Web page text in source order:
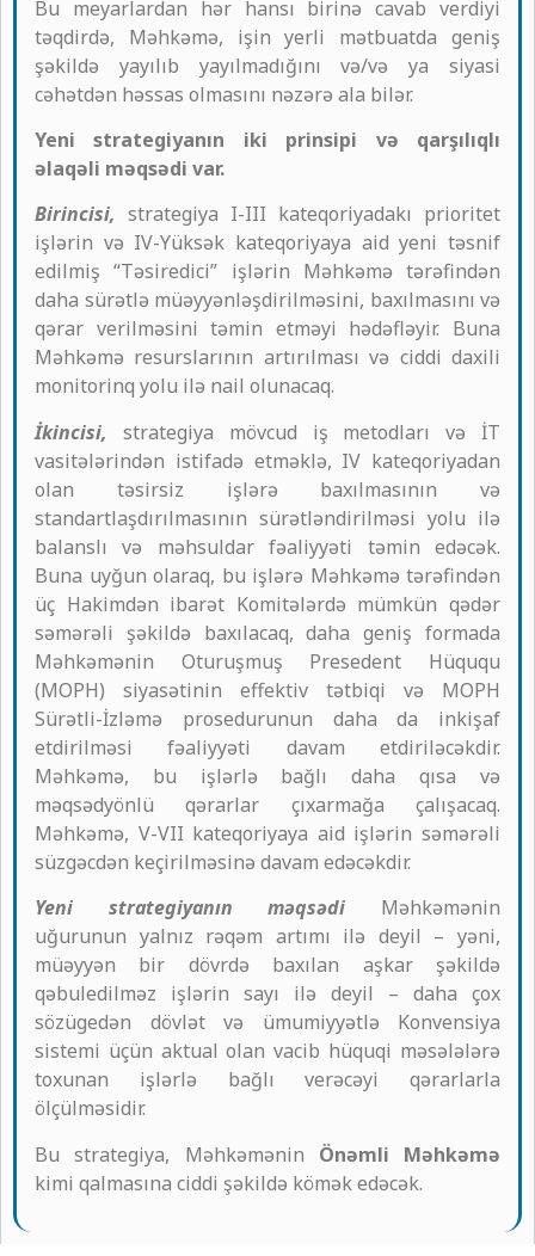
Bu meyarlardan hər hansı birinə cavab verdiyi
təqdirdə, Məhkəmə, işin yerli mətbuatda geniş
şəkildə yayılıb yayılmadığını və/və ya siyasi
cəhətdən həssas olmasını nəzərə ala bilər.
Yeni strategiyanın iki prinsipi və qarşılıqlı
əlaqəli məqsədi var.
Birincisi, strategiya I-III kateqoriyadakı prioritet
işlərin və IV-Yüksək kateqoriyaya aid yeni təsnif
edilmiş “Təsiredici” işlərin Məhkəmə tərəfindən
daha sürətlə müəyyənləşdirilməsini, baxılmasını və
qərar verilməsini təmin etməyi hədəfləyir. Buna
Məhkəmə resurslarının artırılması və ciddi daxili
monitorinq yolu ilə nail olunacaq.
İkincisi,
strategiya mövcud iş metodları və İT
vasitələrindən istifadə etməklə, IV kateqoriyadan
olan təsirsiz işlərə baxılmasının və
standartlaşdırılmasının sürətləndirilməsi yolu ilə
balanslı və məhsuldar fəaliyyəti təmin edəcək.
Buna uyğun olaraq, bu işlərə Məhkəmə tərəfindən
üç Hakimdən ibarət Komitələrdə mümkün qədər
səmərəli şəkildə baxılacaq, daha geniş formada
Məhkəmənin Oturuşmuş Presedent Hüququ
(MOPH) siyasətinin effektiv tətbiqi və MOPH
Sürətli-İzləmə prosedurunun daha da inkişaf
etdirilməsi fəaliyyəti davam etdiriləcəkdir.
Məhkəmə, bu işlərlə bağlı daha qısa və
məqsədyönlü qərarlar çıxarmağa çalışacaq.
Məhkəmə, V-VII kateqoriyaya aid işlərin səmərəli
süzgəcdən keçirilməsinə davam edəcəkdir.
Yeni strategiyanın məqsədi
Məhkəmənin
uğurunun yalnız rəqəm artımı ilə deyil – yəni,
müəyyən bir dövrdə baxılan aşkar şəkildə
qəbuledilməz işlərin sayı ilə deyil – daha çox
sözügedən dövlət və ümumiyyətlə Konvensiya
sistemi üçün aktual olan vacib hüquqi məsələlərə
toxunan işlərlə bağlı verəcəyi qərarlarla
ölçülməsidir.
Bu strategiya, Məhkəmənin Önəmli Məhkəmə
kimi qalmasına ciddi şəkildə kömək edəcək.